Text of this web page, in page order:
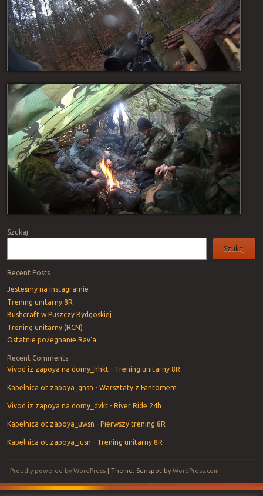
Szukaj
Szukaj
Recent Posts
Jesteśmy na Instagramie
Trening unitarny 8R
Bushcraft w Puszczy Bydgoskiej
Trening unitarny (RCN)
Ostatnie pożegnanie Rav’a
Recent Comments
Vivod iz zapoya na domy_hhkt- Trening unitarny 8R
Kapelnica ot zapoya_gnsn - Warsztaty z Fantomem
Vivod iz zapoya na domy_dvkt- River Ride 24h
Kapelnica ot zapoya_uwsn - Pierwszy trening 8R
Kapelnica ot zapoya_jusn - Trening unitarny 8R
Proudly powered by WordPress |Theme: Sunspot byWordPress.com